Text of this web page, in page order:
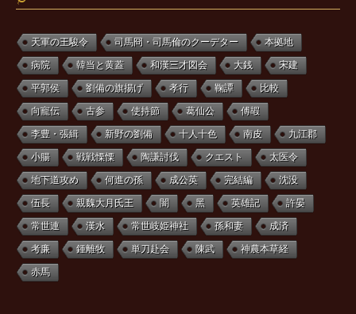
天軍の王駿令 司馬冏・司馬倫のクーデター 本拠地
病院 韓当と黄蓋 和漢三才図会 大銭 宋建
平郭侯 劉備の旗揚げ 孝行 鞠譚 比較
向寵伝 古参 使持節 葛仙公 傅嘏
李豊・張緝 新野の劉備 十人十色 南皮 九江郡
小腸 戦戦慄慄 陶謙討伐 クエスト 太医令
地下道攻め 何進の孫 成公英 完結編 沈没
伍長 親魏大月氏王 闇 黑 英雄記 許晏
常世連 漢水 常世岐姫神社 孫和妻 成済
考廉 鍾離牧 単刀赴会 陳武 神農本草経
赤馬